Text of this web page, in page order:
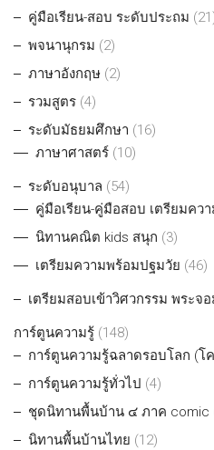
คู่มือเรียน-สอบ ระดับประถม
พจนานุกรม (2)
ภาษาอังกฤษ (2)
รวมสูตร (4)
ระดับมัธยมศึกษา (16)
ภาษาศาสตร์ (10)
ระดับอนุบาล (54)
คู่มือเรียน-คู่มือสอบ เตรียมควา
นิทานคณิต kids สนุก (3)
เตรียมความพร้อมปฐมวัย (46)
เตรียมสอบเข้าวิศวกรรม พระจ
การ์ตูนความรู้ (148)
การ์ตูนความรู้ฉลาดรอบโลก (โ
การ์ตูนความรู้ทั่วไป (4)
ชุดนิทานพื้นบ้าน ๔ ภาค comic
นิทานพื้นบ้านไทย (12)